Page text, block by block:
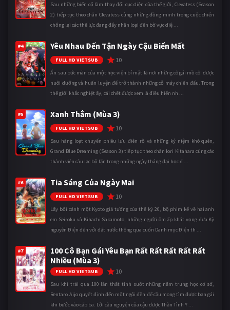
Sau những biến cố làm thay đổi cục diện của thế giới, Clevatess (Season
2) tiếp tục theo chân Clevatess cùng những đồng minh trong cuộc chiến
chống lại các thế lực đang đẩy nhân loại đến bờ vực diệ ...
#4 Yêu Nhau Đến Tận Ngày Cậu Biến Mất
FULL HD VIETSUB 10
Ẩn sau bức màn của một học viện bí mật là nơi những cô gái mồ côi được
nuôi dưỡng và huấn luyện để trở thành những cỗ máy chiến đấu. Trong
thế giới khắc nghiệt ấy, cái chết được xem là điều hiển nh ...
#5 Xanh Thẳm (Mùa 3)
FULL HD VIETSUB 10
Sau hàng loạt chuyến phiêu lưu điên rồ và những kỷ niệm khó quên,
Grand Blue Dreaming (Season 3) tiếp tục theo chân Iori Kitahara cùng các
thành viên câu lạc bộ lặn trong những ngày tháng đại học đ ...
#6 Tia Sáng Của Ngày Mai
FULL HD VIETSUB 10
Lấy bối cảnh một Kyoto giả tưởng của thế kỷ 20, bộ phim kể về hai anh
em Seiroku và Kihachi Sakamoto, những người ôm ấp khát vọng đưa Kỷ
nguyên Điện đến với đất nước thông qua cuốn Danh mục Điện th ...
#7
100 Cô Bạn Gái Yêu Bạn Rất Rất Rất Rất Rất
Nhiều (Mùa 3)
FULL HD VIETSUB 10
Sau khi trải qua 100 lần thất tình suốt những năm trung học cơ sở,
Rentaro Aijo quyết định đến một ngôi đền để cầu mong tìm được bạn gái
khi bước vào cấp ba. Lời cầu nguyện của cậu được Thần Tình Y ...